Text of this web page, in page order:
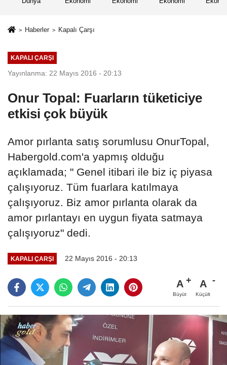
Haberler Kapalı Çarşı
KAPALI ÇARŞI
Yayınlanma: 22 Mayıs 2016 - 20:13
Onur Topal: Fuarların tüketiciye
etkisi çok büyük
Amor pırlanta satış sorumlusu OnurTopal,
Habergold.com'a yapmış olduğu
açıklamada; " Genel itibari ile biz iç piyasa
çalışıyoruz. Tüm fuarlara katılmaya
çalışıyoruz. Biz amor pırlanta olarak da
amor pırlantayı en uygun fiyata satmaya
çalışıyoruz" dedi.
KAPALI ÇARŞI 22 Mayıs 2016 - 20:13
A
Büyüt
A
Küçült